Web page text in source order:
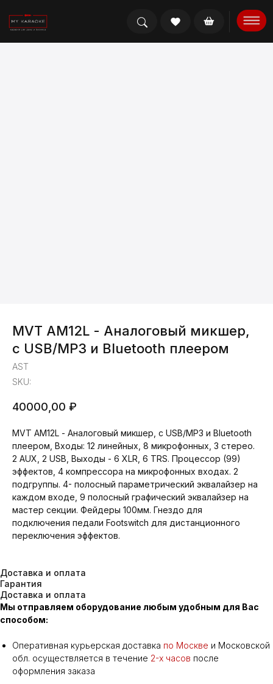
MVT AM12L - Аналоговый микшер,
с USB/MP3 и Bluetooth плеером
AST
SKU:
40000,00 ₽
MVT AM12L - Аналоговый микшер, с USB/MP3 и Bluetooth
плеером, Входы: 12 линейных, 8 микрофонных, 3 стерео.
2 AUX, 2 USB, Выходы - 6 XLR, 6 TRS. Процессор (99)
эффектов, 4 компрессора на микрофонных входах. 2
подгруппы. 4- полосный параметрический эквалайзер на
каждом входе, 9 полосный графический эквалайзер на
мастер секции. Фейдеры 100мм. Гнездо для
подключения педали Footswitch для дистанционного
переключения эффектов.
Доставка и оплата
Гарантия
Доставка и оплата
Мы отправляем оборудование любым удобным для Вас
способом:
Оперативная курьерская доставка по Москве и Московской
обл. осуществляется в течение 2-х часов после
оформления заказа